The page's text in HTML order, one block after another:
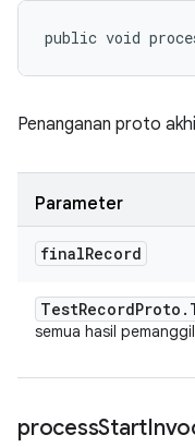
public void
Penanganan proto
Parameter
finalRecord
TestRecordProto .
semua hasil
processStart